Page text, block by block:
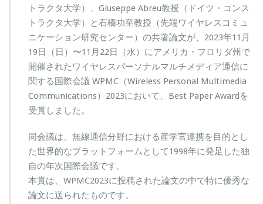
トラクタ大学）、Giuseppe Abreu教授（ドイツ・コンス
トラクタ大学）と石橋功至教授（先端ワイヤレスコミュ
ニケーション研究センター）の共著論文が、2023年11月
19日（日）〜11月22日（水）にアメリカ・フロリダ州で
開催されたワイヤレスパーソナルマルチメディア通信に
関する国際会議 WPMC（Wireless Personal Multimedia
Communications）2023において、Best Paper Awardを
受賞しました。
同会議は、無線通信分野における産学官連携を目的とし
た世界的なプラットフォームとして1998年に発足した独
自の年次国際会議です。
本賞は、WPMC2023に投稿された論文の中で特に優秀な
論文に送られたものです。